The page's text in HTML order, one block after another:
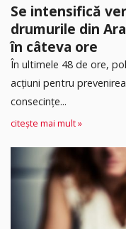
Se intensifică
drumurile din
în câteva ore
În ultimele 48 de ore,
acțiuni pentru
consecințe...
citește mai mult »